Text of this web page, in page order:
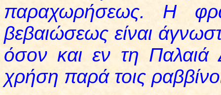
παραχωρήσεως. Η
βεβαιώσεως είναι
όσον και εν τη
χρήση παρά τοις